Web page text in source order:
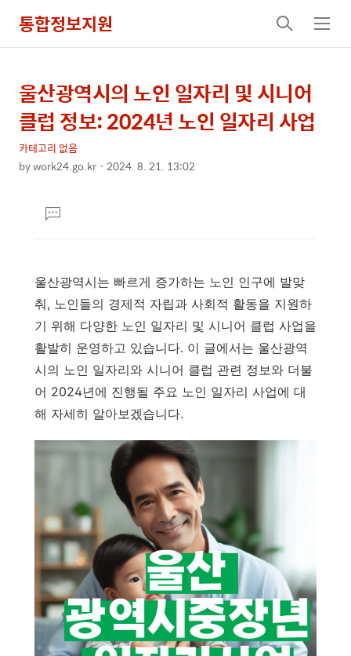
통합정보지원
검
색
메
뉴
상
세
컨
텐
본
문
제
목
울산광역시의 노인 일자리 및 시니어
클럽 정보: 2024년 노인 일자리 사업
카테고리 없음
bywork24.go.kr 2024. 8. 21. 13:02
댓
글
울산광역시는 빠르게 증가하는 노인 인구에 발맞
춰, 노인들의 경제적 자립과 사회적 활동을 지원하
기 위해 다양한 노인 일자리 및 시니어 클럽 사업을
활발히 운영하고 있습니다. 이 글에서는 울산광역
시의 노인 일자리와 시니어 클럽 관련 정보와 더불
어 2024년에 진행될 주요 노인 일자리 사업에 대
해 자세히 알아보겠습니다.